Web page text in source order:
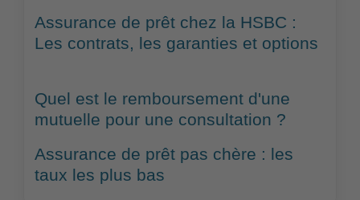
Assurance de prêt chez la HSBC :
Les contrats, les garanties et options
Quel est le remboursement d'une
mutuelle pour une consultation ?
Assurance de prêt pas chère : les
taux les plus bas